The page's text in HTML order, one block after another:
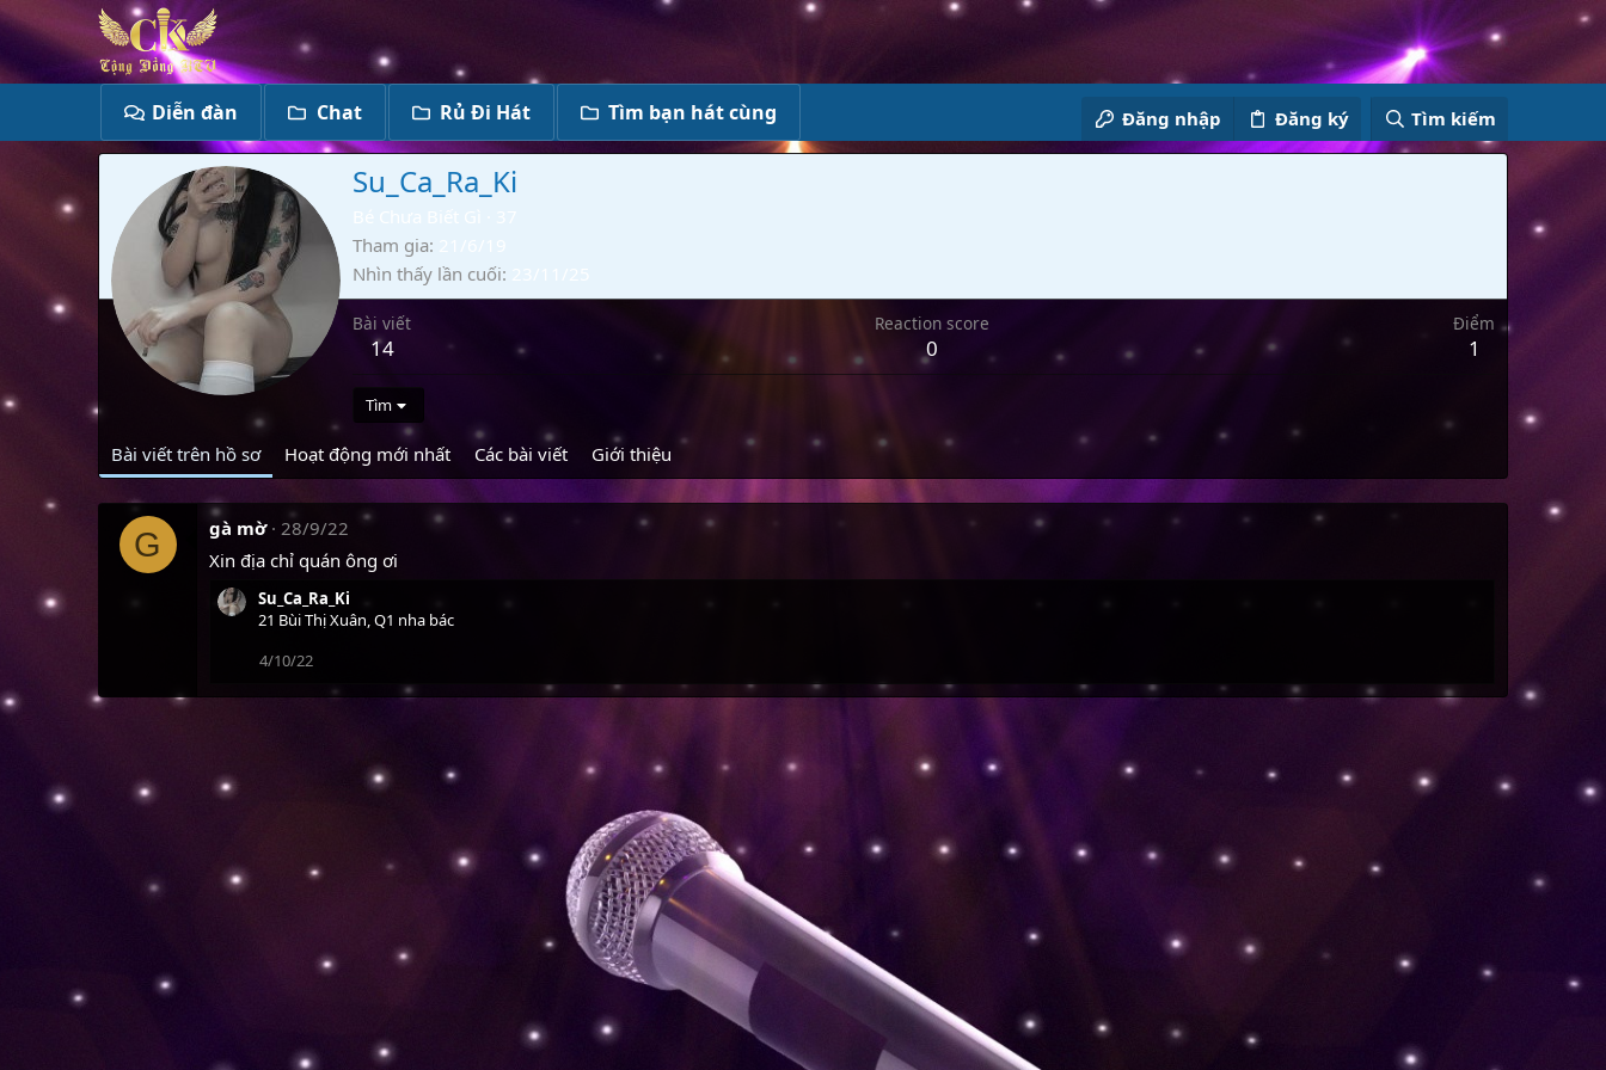
Diễn đàn Chat Rủ Đi Hát Tìm bạn hát cùng Đăng nhập Đăng ký Tìm kiếm
Su_Ca_Ra_Ki
Tham gia
Nhìn thấy lần cuối
Bài viết
14
Reaction score
0
Điểm
1
Tìm
Bài viết trên hồ sơ Hoạt động mới nhất Các bài viết Giới thiệu
G gà mờ 28/9/22
Xin địa chỉ quán ông ơi
Su_Ca_Ra_Ki
21 Bùi Thị Xuân, Q1 nha bác
4/10/22